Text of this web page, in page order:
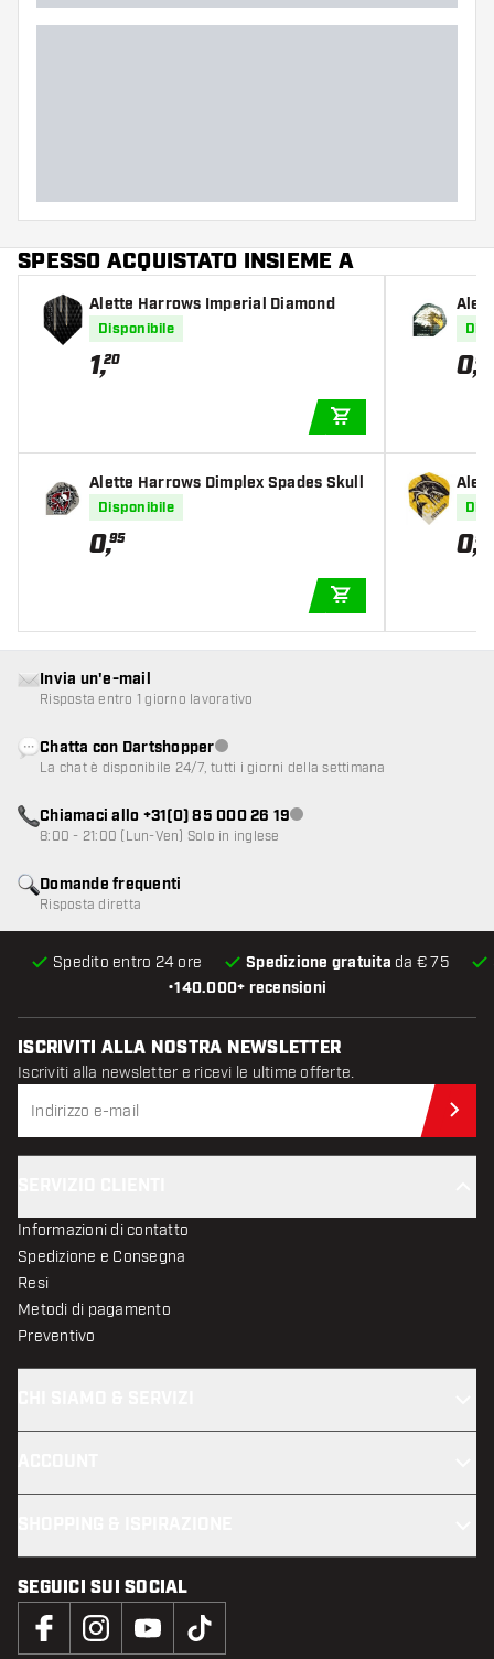
SPESSO ACQUISTATO INSIEME A
Alette Harrows Imperial Diamond
Disponibile
1,20
Alette Harrows Dimplex Spades Skull
Disponibile
0,95
0,95
0,95
•140.000+ recensioni
Spedito entro 24 ore Spedizione gratuita da € 75
Domande frequenti
Risposta diretta
Invia un'e-mail
Risposta entro 1 giorno lavorativo
Chatta con DartshopperServizio clienti non disponibile
La chat è disponibile 24/7, tutti i giorni della settimana
Chiamaci allo +31(0) 85 000 26 19Servizio clienti non disponibile
8:00 - 21:00 (Lun-Ven) Solo in inglese
ISCRIVITI ALLA NOSTRA NEWSLETTER
Iscriviti alla newsletter e ricevi le ultime offerte.
Informazioni di contatto
Spedizione e Consegna
Resi
Metodi di pagamento
Preventivo
SEGUICI SUI SOCIAL